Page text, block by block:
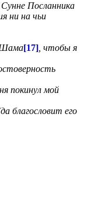
Посланника
ни на чьи
Шама[17] , чтобы я
покинул мой
благословит его